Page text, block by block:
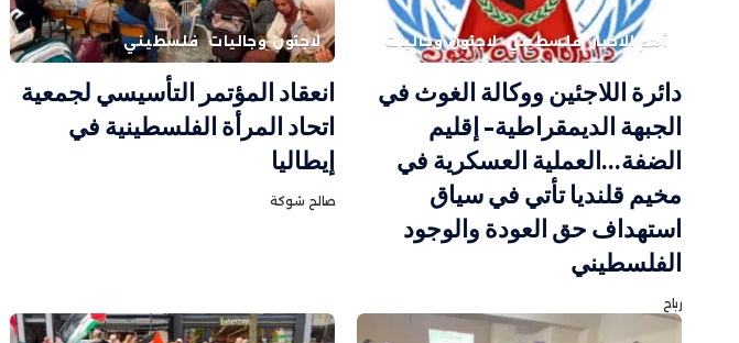
أهم الاخبار فلسطيني لاجئون وجاليات
دائرة اللاجئين ووكالة الغوث في
الجبهة الديمقراطية- إقليم
الضفة…العملية العسكرية في
مخيم قلنديا تأتي في سياق
استهداف حق العودة والوجود
الفلسطيني
رباح
لاجئون وجاليات فلسطيني
انعقاد المؤتمر التأسيسي لجمعية
اتحاد المرأة الفلسطينية في
إيطاليا
صالح شوكة